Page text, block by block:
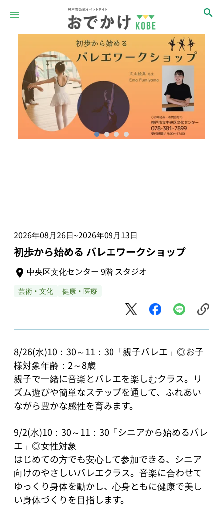
2026年08月26日~2026年09月13日
初歩から始める バレエワークショップ
中央区文化センター 9階 スタジオ
芸術・文化 健康・医療
8/26(水)10：30～11：30「親子バレエ」◎お子
様対象年齢：2～8歳
親子で一緒に音楽とバレエを楽しむクラス。リ
ズム遊びや簡単なステップを通して、ふれあい
ながら豊かな感性を育みます。
9/2(水)10：30～11：30「シニアから始めるバレ
エ」◎女性対象
はじめての方でも安心して参加できる、シニア
向けのやさしいバレエクラス。音楽に合わせて
ゆっくり身体を動かし、心身ともに健康で美し
い身体づくりを目指します。